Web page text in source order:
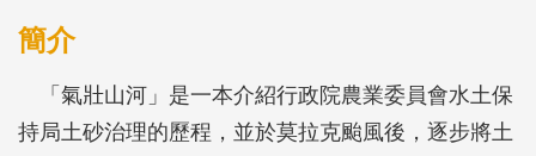
簡介
「氣壯山河」是一本介紹行政院農業委員會水土保
持局土砂治理的歷程，並於莫拉克颱風後，逐步將土